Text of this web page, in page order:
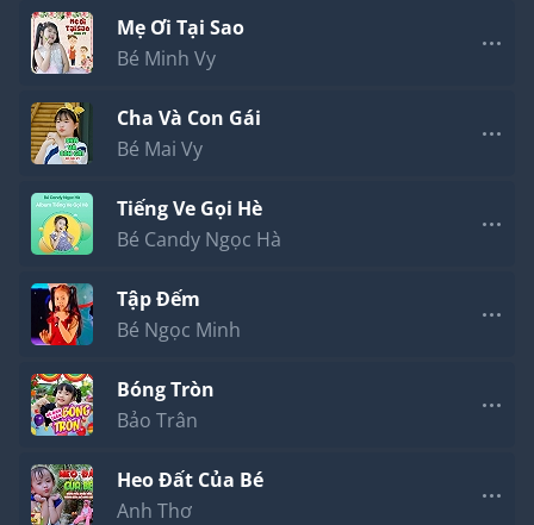
Mẹ Ơi Tại Sao
Bé Minh Vy
Cha Và Con Gái
Bé Mai Vy
Tiếng Ve Gọi Hè
Bé Candy Ngọc Hà
Tập Đếm
Bé Ngọc Minh
Bóng Tròn
Bảo Trân
Heo Đất Của Bé
Anh Thơ